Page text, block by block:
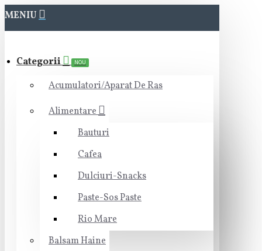
MENIU
Categorii NOU
Acumulatori/Aparat De Ras
Alimentare
Bauturi
Cafea
Dulciuri-Snacks
Paste-Sos Paste
Rio Mare
Balsam Haine